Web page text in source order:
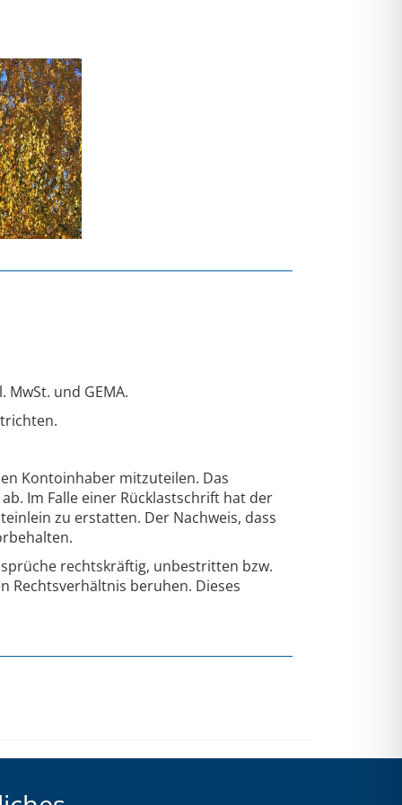
und GEMA.
Kontoinhaber mitzuteilen. Das
Im Falle einer Rücklastschrift hat der
zu erstatten. Der Nachweis, dass
rechtskräftig, unbestritten bzw.
Rechtsverhältnis beruhen. Dieses